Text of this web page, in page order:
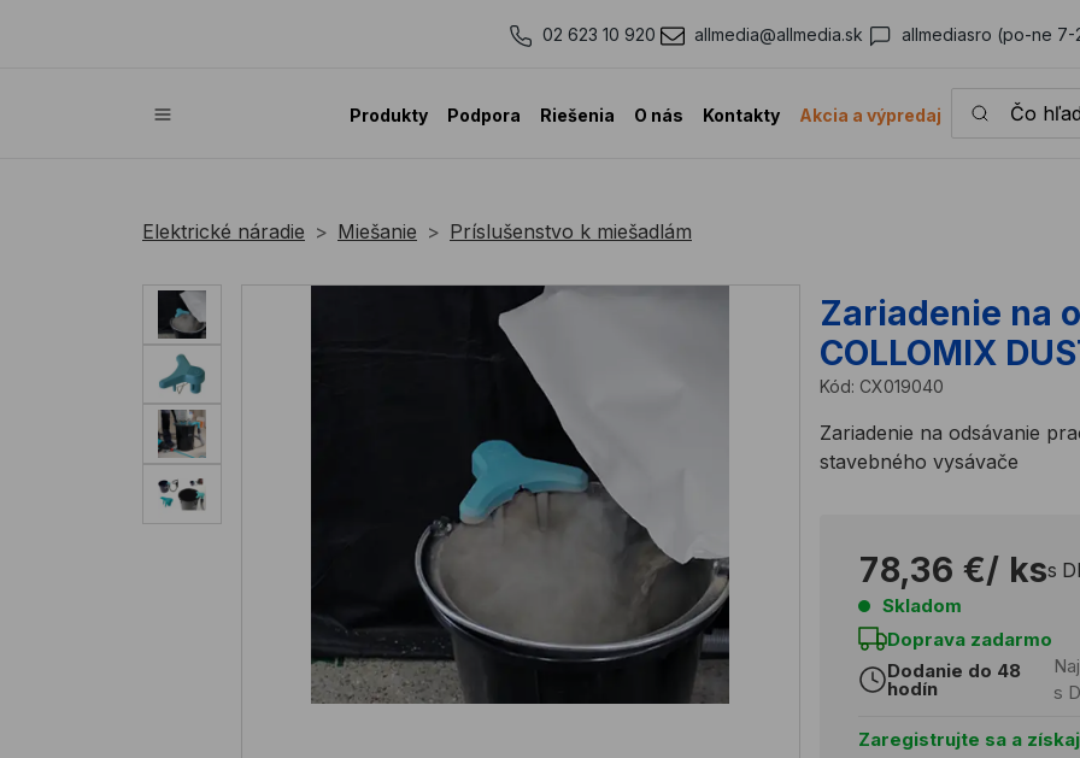
02 623 10 920 allmedia@allmedia.sk allmediasro (po-ne 7-
Produkty Podpora Riešenia O nás Kontakty Akcia a výpredaj
Čo hľadáte?
Elektrické náradie Miešanie Príslušenstvo k miešadlám
Zariadenie na
COLLOMIX
Kód: CX019040
Zariadenie na odsávanie
stavebného vysávače
78,36 €/ kss
Skladom
Doprava zadarmo
Dodanie do 48
hodín
s
Zaregistrujte sa a